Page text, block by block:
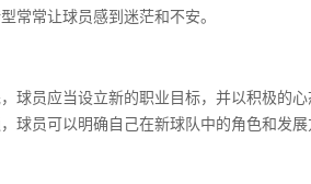
常常让球员感到迷茫和不安。
球员应当设立新的职业目标，并以积极的
球员可以明确自己在新球队中的角色和发展